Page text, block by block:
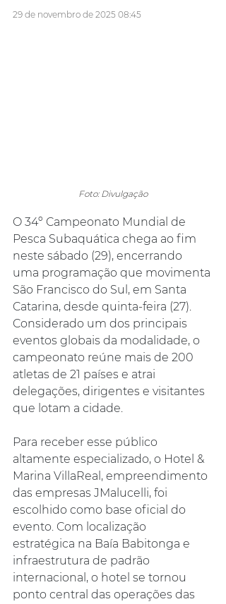
29 de novembro de 2025 08:45
Foto: Divulgação
O 34º Campeonato Mundial de
Pesca Subaquática chega ao fim
neste sábado (29), encerrando
uma programação que movimenta
São Francisco do Sul, em Santa
Catarina, desde quinta-feira (27).
Considerado um dos principais
eventos globais da modalidade, o
campeonato reúne mais de 200
atletas de 21 países e atrai
delegações, dirigentes e visitantes
que lotam a cidade.
Para receber esse público
altamente especializado, o Hotel &
Marina VillaReal, empreendimento
das empresas JMalucelli, foi
escolhido como base oficial do
evento. Com localização
estratégica na Baía Babitonga e
infraestrutura de padrão
internacional, o hotel se tornou
ponto central das operações das